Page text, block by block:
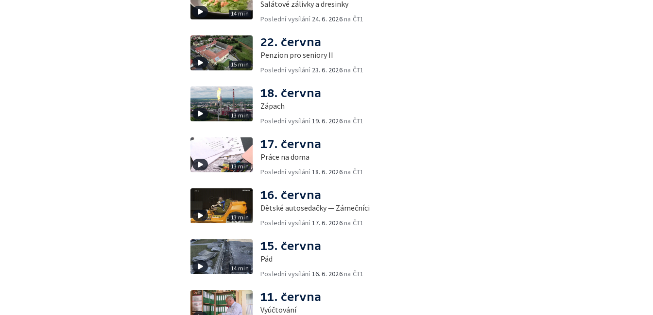
14 min
Salátové zálivky a dresinky
Poslední vysílání 24. 6. 2026na ČT1
15 min
22. června
Penzion pro seniory II
Poslední vysílání 23. 6. 2026na ČT1
13 min
18. června
Zápach
Poslední vysílání19. 6. 2026na ČT1
13 min
17. června
Práce na doma
Poslední vysílání18. 6. 2026na ČT1
13 min
16. června
Dětské autosedačky — Zámečníci
Poslední vysílání17. 6. 2026na ČT1
14 min
15. června
Pád
Poslední vysílání16. 6. 2026na ČT1
11. června
Vyúčtování